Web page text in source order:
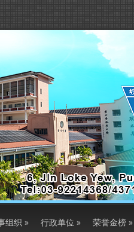
组织 » 行政单位 » 荣誉金榜 »